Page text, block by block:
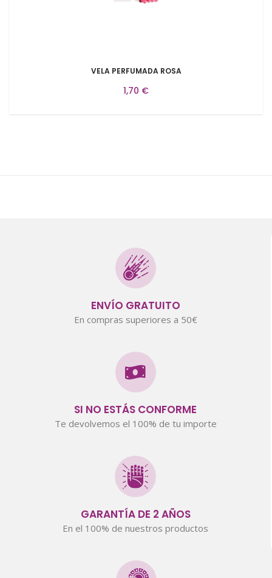
VELA PERFUMADA ROSA
1,70 €
ENVÍO GRATUITO
En compras superiores a 50€
SI NO ESTÁS CONFORME
Te devolvemos el 100% de tu importe
GARANTÍA DE 2 AÑOS
En el 100% de nuestros productos